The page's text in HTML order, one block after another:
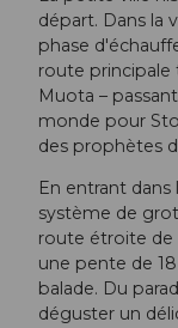
départ. Dans la
phase
route principale
Muota –
monde pour
des prophètes
En entrant
système de
route étroite de
une pente de
balade. Du
déguster un